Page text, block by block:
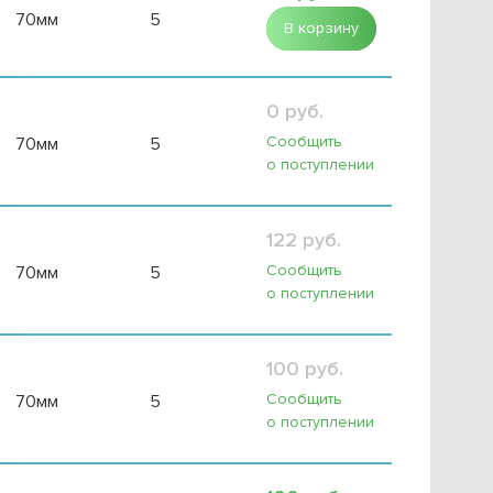
70мм 5 В корзину
70мм 5
0 руб.
Сообщить
о поступлении
70мм 5
122 руб.
Сообщить
о поступлении
70мм 5
100 руб.
Сообщить
о поступлении